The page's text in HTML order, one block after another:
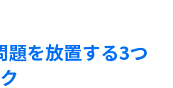
題を放置する3つ